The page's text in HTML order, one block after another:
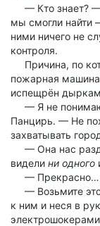
— Кто знает? —
мы смогли найти
ними ничего не
контроля.
Причина, по
пожарная
испещрён
— Я не понимаю,
Панцирь. — Не
захватывать
— Она нас
видели ни одного
— Прекрасно…
— Возьмите
к ним и неся в